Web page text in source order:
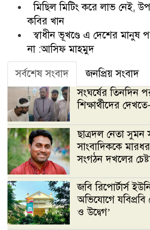
মিছিল মিটিং করে লাভ নেই,
কবির খান
স্বাধীন ভূখণ্ডে এ দেশের মানুষ
না :আসিফ মাহমুদ
সর্বশেষ সংবাদ
জনপ্রিয় সংবাদ
সংঘর্ষের তিনদিন
শিক্ষার্থীদের
ছাত্রদল নেতা সুমন
সাংবাদিককে
সংগঠন দখলের
জবি রিপোর্টার্স
অভিযোগে যবিপ্রবি
ও উদ্বেগ’